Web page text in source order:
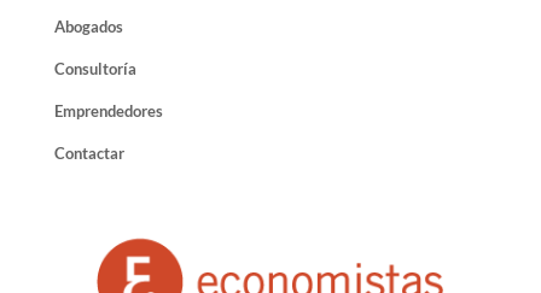
Abogados
Consultoría
Emprendedores
Contactar